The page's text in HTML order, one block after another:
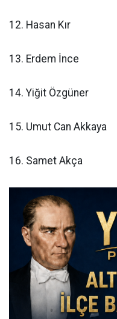
12. Hasan Kır
13. Erdem İnce
14. Yiğit Özgüner
15. Umut Can Akkaya
16. Samet Akça